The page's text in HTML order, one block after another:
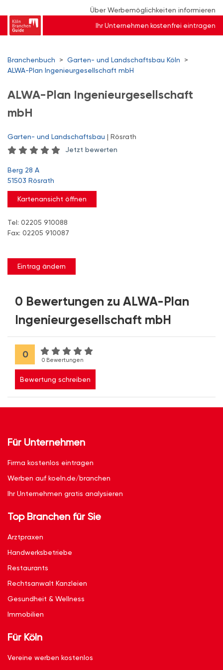
Über Werbemöglichkeiten informieren
Ihr Unternehmen kostenfrei eintragen
Branchenbuch > Garten- und Landschaftsbau Köln
>
ALWA-Plan Ingenieurgesellschaft mbH
ALWA-Plan Ingenieurgesellschaft
mbH
Garten- und Landschaftsbau | Rösrath
Jetzt bewerten
Berg 28 A
51503 Rösrath
Kartenansicht öffnen
Tel: 02205 910088
Fax: 02205 910087
Eintrag ändern
0 Bewertungen zu ALWA-Plan
Ingenieurgesellschaft mbH
0
0 Bewertungen
Bewertung schreiben
Für Unternehmen
Firma kostenlos eintragen
Werben auf koeln.de/branchen
Ihr Unternehmen gratis analysieren
Top Branchen für Sie
Arztpraxen
Handwerksbetriebe
Restaurants
Rechtsanwalt Kanzleien
Gesundheit & Wellness
Immobilien
Für Köln
Vereine werben kostenlos